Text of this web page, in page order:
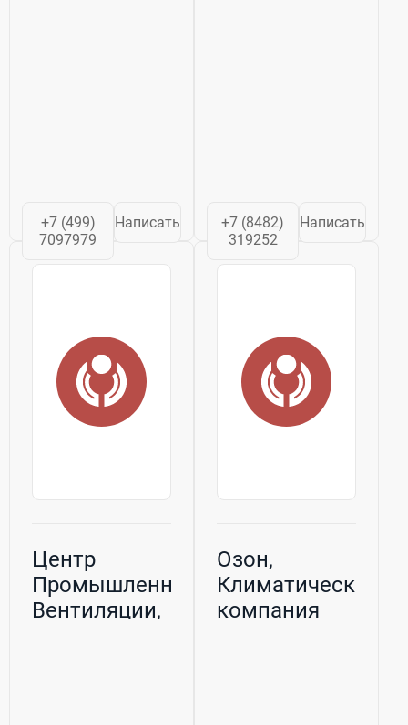
+7 (499)
7097979
Написать
+7 (8482)
319252
Написать
Центр
Промышленной
Вентиляции,
Озон,
Климатическая
компания